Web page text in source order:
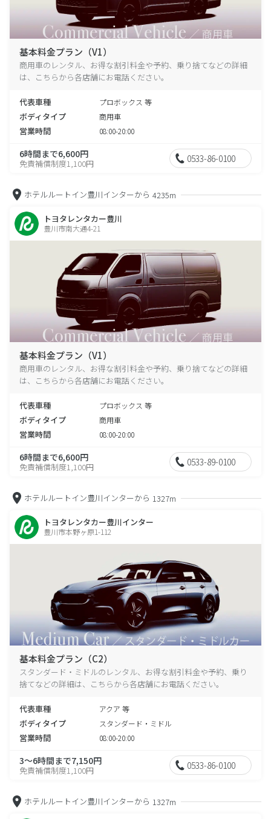
基本料金プラン（V1）
商用車のレンタル、お得な割引料金や予約、乗り捨てなどの詳細
は、こちらから各店舗にお電話ください。
代表車種 プロボックス 等
ボディタイプ 商用車
営業時間 08:00-20:00
6時間まで6,600円
免責補償制度1,100円 0533-86-0100
ホテルルートイン豊川インターから 4235m
トヨタレンタカー豊川
豊川市南大通4-21
基本料金プラン（V1）
商用車のレンタル、お得な割引料金や予約、乗り捨てなどの詳細
は、こちらから各店舗にお電話ください。
代表車種 プロボックス 等
ボディタイプ 商用車
営業時間 08:00-20:00
6時間まで6,600円
免責補償制度1,100円 0533-89-0100
ホテルルートイン豊川インターから 1327m
トヨタレンタカー豊川インター
豊川市本野ヶ原1-112
基本料金プラン（C2）
スタンダード・ミドルのレンタル、お得な割引料金や予約、乗り
捨てなどの詳細は、こちらから各店舗にお電話ください。
代表車種 アクア 等
ボディタイプ スタンダード・ミドル
営業時間 08:00-20:00
3～6時間まで7,150円
免責補償制度1,100円 0533-86-0100
ホテルルートイン豊川インターから 1327m